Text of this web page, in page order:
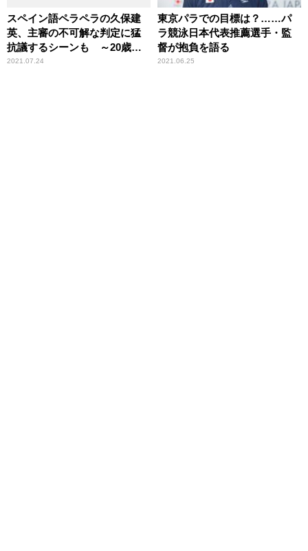
スペイン語ペラペラの久保建
英、主審の不可解な判定に猛
抗議するシーンも ～20歳に
してチームを引っ張るその“メ
2021.07.24
東京パラでの目標は？……パ
ラ競泳日本代表推薦選手・監
督が抱負を語る
2021.06.25